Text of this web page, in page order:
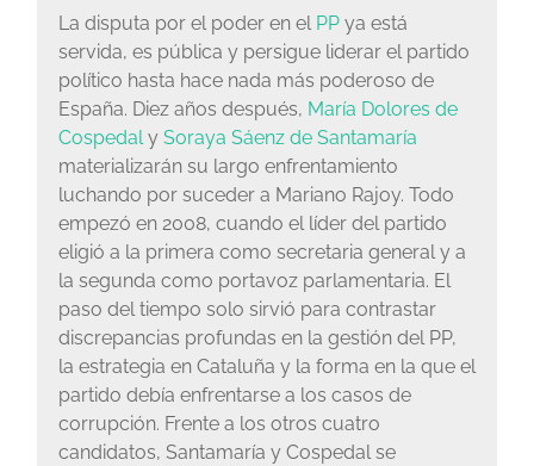
La disputa por el poder en el PPya está
servida, es pública y persigue liderar el partido
político hasta hace nada más poderoso de
España. Diez años después, María Dolores de
Cospedaly Soraya Sáenz de Santamaría
materializarán su largo enfrentamiento
luchando por suceder a Mariano Rajoy. Todo
empezó en 2008, cuando el líder del partido
eligió a la primera como secretaria general y a
la segunda como portavoz parlamentaria. El
paso del tiempo solo sirvió para contrastar
discrepancias profundas en la gestión del PP,
la estrategia en Cataluña y la forma en la que el
partido debía enfrentarse a los casos de
corrupción. Frente a los otros cuatro
candidatos, Santamaría y Cospedal se